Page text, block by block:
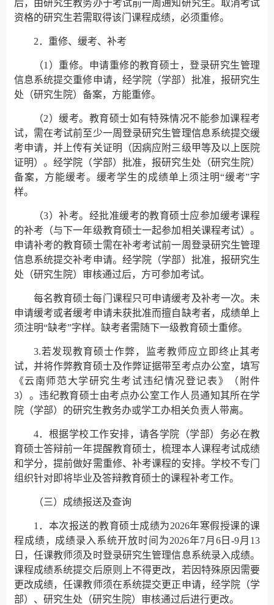
后，由研究生教务办于考试前一周通知研究生。取消考试
资格的研究生若需取得该门课程成绩，必须重修。
2．重修、缓考、补考
（1）重修。申请重修的教育硕士，登录研究生管理
信息系统提交重修申请，经学院（学部）批准，报研究生
处（研究生院）备案，方能重修。
（2）缓考。教育硕士如有特殊情况不能参加课程考
试，需在考试前至少一周登录研究生管理信息系统提交缓
考申请，并上传有关证明（因病应附三级甲等及以上医院
证明）。经学院（学部）批准，报研究生处（研究生院）
备案，方能缓考。缓考学生的成绩单上须注明“缓考”字
样。
（3）补考。经批准缓考的教育硕士应参加缓考课程
的补考（与下一年级教育硕士一起参加相关课程考试）。
申请补考的教育硕士需在补考考试前一周登录研究生管理
信息系统提交补考申请。经学院（学部）批准，报研究生
处（研究生院）审核通过后，方可参加考试。
每名教育硕士每门课程只可申请缓考及补考一次。未
申请缓考或者缓考申请未获批准而擅自缺考者，成绩单上
须注明“缺考”字样。缺考者需随下一级教育硕士重修。
3.若发现教育硕士作弊，监考教师应立即终止其考
试，并将作弊教育硕士及作弊证据带至考点办公室，填写
《云南师范大学研究生考试违纪情况登记表》（附件
3）。违纪教育硕士由考点办公室工作人员通知其所在学
院（学部）的研究生教务办或学工办相关负责人带离。
4．根据学校工作安排，请各学院（学部）务必在教
育硕士答辩前一年提醒教育硕士，梳理本人课程考试成绩
和学分，提前做好需重修、补考课程的安排。学校不专门
组织针对即将毕业及答辩教育硕士的课程补考工作。
（三）成绩报送及查询
1．本次报送的教育硕士成绩为2026年寒假授课的课
程成绩，成绩录入系统开放时间为2026年7月6日-9月13
日，任课教师须及时登录研究生管理信息系统录入成绩。
课程成绩系统提交后原则上不得更改，若因特殊原因需要
更改成绩，任课教师须在系统提交更正申请，经学院（学
部）、研究生处（研究生院）审核通过后进行更改。